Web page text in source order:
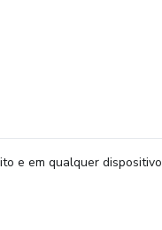
e em qualquer dispositivo